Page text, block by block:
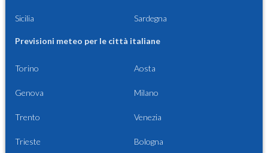
Sicilia Sardegna
Previsioni meteo per le città italiane
Torino Aosta
Genova Milano
Trento Venezia
Trieste Bologna